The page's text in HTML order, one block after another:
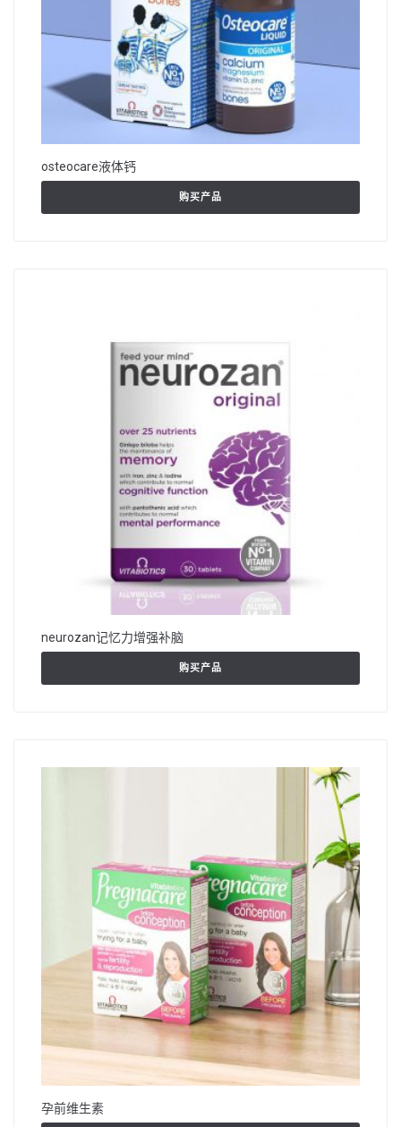
osteocare液体钙
购买产品
neurozan记忆力增强补脑
购买产品
孕前维生素